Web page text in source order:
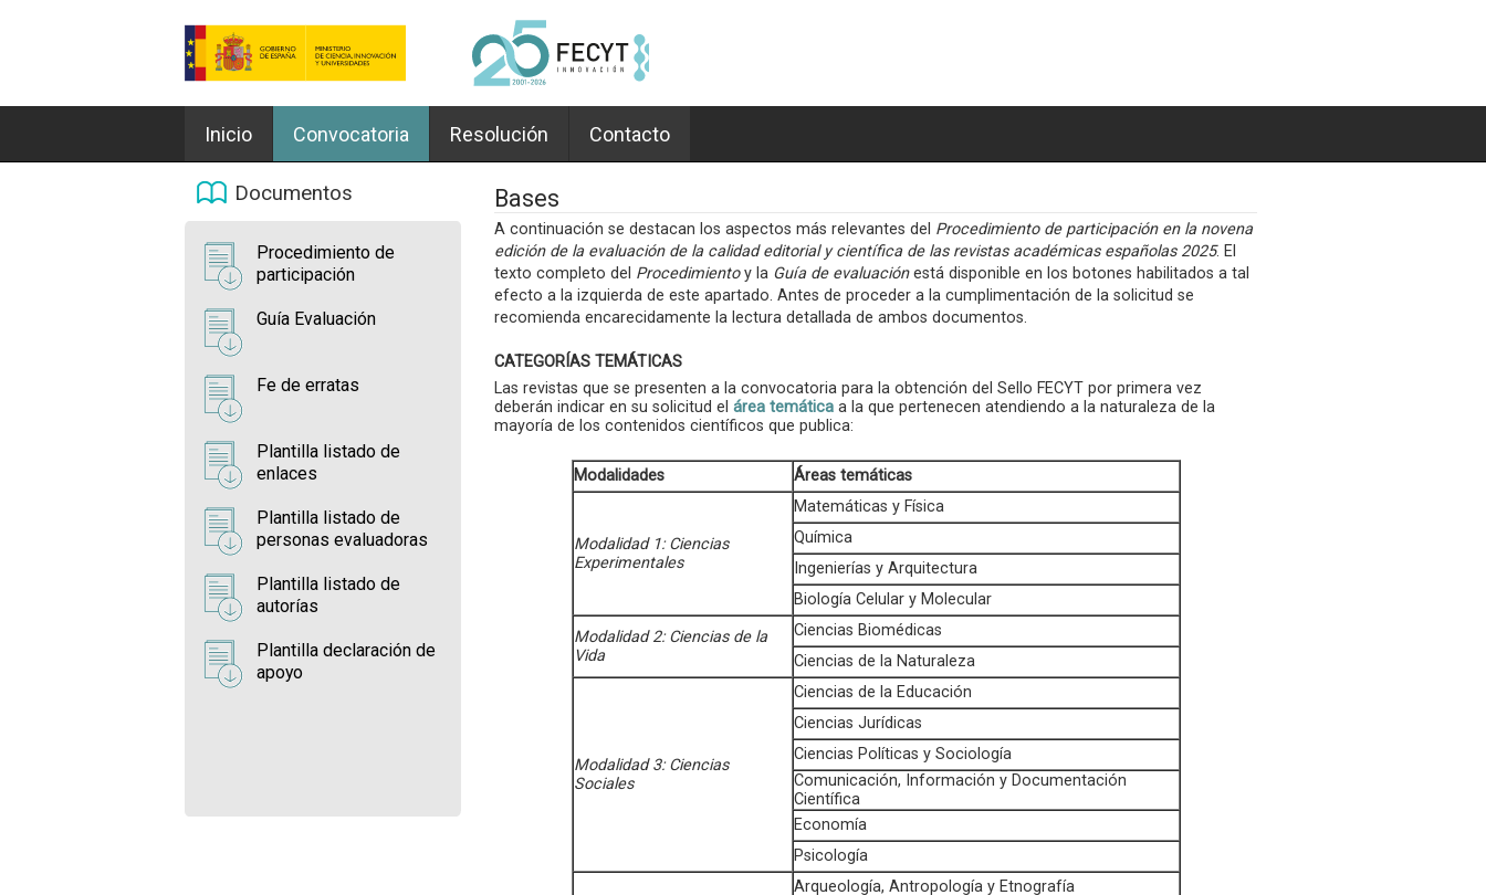
Inicio Convocatoria Resolución Contacto
Documentos
Procedimiento de
participación
Guía Evaluación
Fe de erratas
Plantilla listado de
enlaces
Plantilla listado de
personas evaluadoras
Plantilla listado de
autorías
Plantilla declaración de
apoyo
Bases
A continuación se destacan los aspectos más relevantes del Procedimiento de participación en la novena
edición de la evaluación de la calidad editorial y científica de las revistas académicas españolas 2025. El
texto completo del Procedimientoy la Guía de evaluaciónestá disponible en los botones habilitados a tal
efecto a la izquierda de este apartado. Antes de proceder a la cumplimentación de la solicitud se
recomienda encarecidamente la lectura detallada de ambos documentos.
CATEGORÍAS TEMÁTICAS
Las revistas que se presenten a la convocatoria para la obtención del Sello FECYT por primera vez
deberán indicar en su solicitud el área temática a la que pertenecen atendiendo a la naturaleza de la
mayoría de los contenidos científicos que publica:
Modalidades Áreas temáticas
Modalidad 1: Ciencias
Experimentales
Matemáticas y Física
Química
Ingenierías y Arquitectura
Biología Celular y Molecular
Modalidad 2: Ciencias de la
Vida
Ciencias Biomédicas
Ciencias de la Naturaleza
Modalidad 3: Ciencias
Sociales
Ciencias de la Educación
Ciencias Jurídicas
Ciencias Políticas y Sociología
Comunicación, Información y Documentación
Científica
Economía
Psicología
Arqueología, Antropología y Etnografía